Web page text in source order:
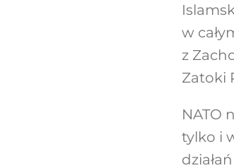
w
z
Zatoki
NATO
tylko i